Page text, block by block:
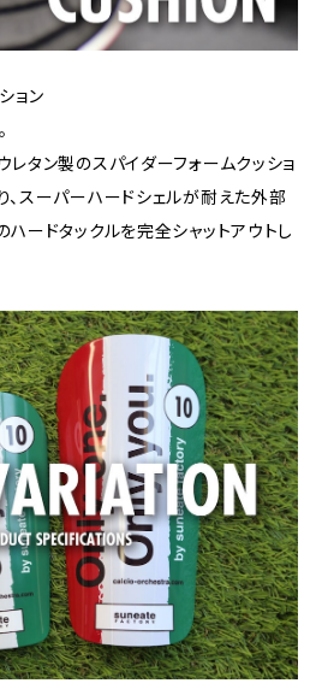
ョン
タン製のスパイダーフォームクッショ
スーパーハードシェルが耐えた外部
ードタックルを完全シャットアウトし